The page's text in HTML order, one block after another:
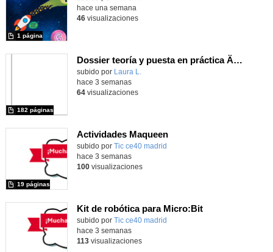
1 página
hace una semana
46visualizaciones
Dossier teoría y puesta en práctica Äprendizaje Basado en Juegos en Educación Infantil y Primaria
Contenido educativo.
subido por Laura L.
182 páginas
hace 3 semanas
64visualizaciones
Actividades Maqueen
Contenido educativo.
subido por Tic ce40 madrid
19 páginas
hace 3 semanas
100visualizaciones
Kit de robótica para Micro:Bit
Contenido educativo.
subido por Tic ce40 madrid
hace 3 semanas
113visualizaciones